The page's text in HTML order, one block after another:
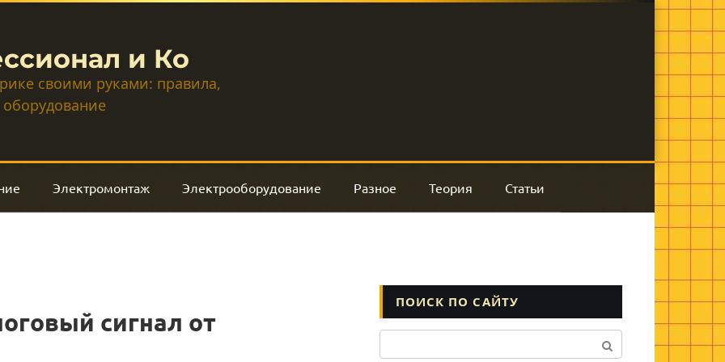
и Ко
своими руками: правила,
Электромонтаж Электрооборудование Разное Теория Статьи
сигнал от
ПОИСК ПО САЙТУ